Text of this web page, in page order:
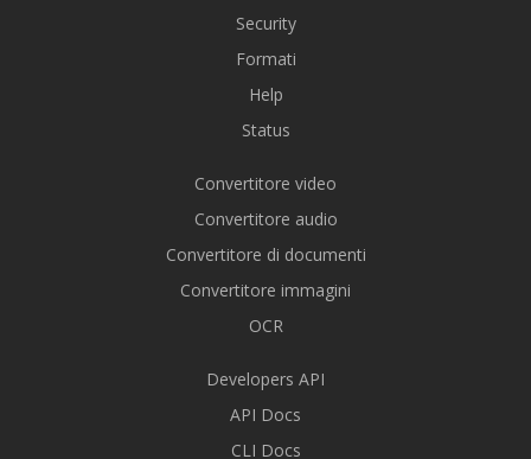
Security
Formati
Help
Status
Convertitore video
Convertitore audio
Convertitore di documenti
Convertitore immagini
OCR
Developers API
API Docs
CLI Docs